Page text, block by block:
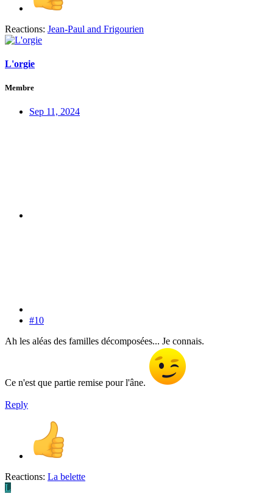
Reactions: Jean-Paul and Frigourien
L'orgie
Membre
Sep 11, 2024
#10
Ah les aléas des familles décomposées... Je connais.
Ce n'est que partie remise pour l'âne.
Reply
Reactions: La belette
L